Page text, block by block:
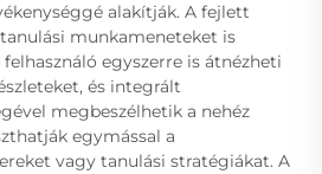
alakítják. A fejlett
munkameneteket is
egyszerre is átnézheti
és integrált
megbeszélhetik a nehéz
egymással a
vagy tanulási stratégiákat. A